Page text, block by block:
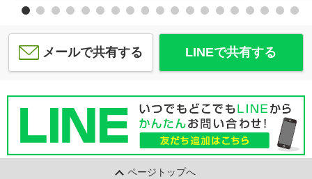
メールで共有する LINEで共有する
ページトップへ